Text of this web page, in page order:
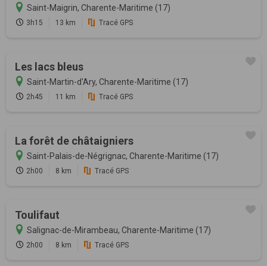
Saint-Maigrin, Charente-Maritime (17)
3h15 13 km Tracé GPS
Les lacs bleus
Saint-Martin-d'Ary, Charente-Maritime (17)
2h45 11 km Tracé GPS
La forêt de châtaigniers
Saint-Palais-de-Négrignac, Charente-Maritime (17)
2h00 8 km Tracé GPS
Toulifaut
Salignac-de-Mirambeau, Charente-Maritime (17)
2h00 8 km Tracé GPS